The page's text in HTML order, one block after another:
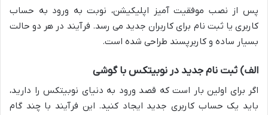
پس از نصب موفقیت آمیز اپلیکیشن، نوبت به ورود به حساب
کاربری یا ثبت نام برای کاربران جدید می رسد. فرآیند در هر دو حالت
بسیار ساده و کاربرپسند طراحی شده است.
الف) ثبت نام جدید در نوبیتکس با گوشی
اگر برای اولین بار است که قصد ورود به دنیای نوبیتکس را دارید،
باید یک حساب کاربری جدید ایجاد کنید. این فرآیند با چند گام